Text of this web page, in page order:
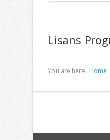
Lisans
You are here: Home